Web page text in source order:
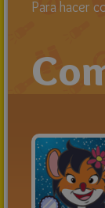
Para hacer